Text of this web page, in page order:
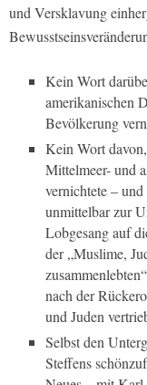
und Versklavung
Kein Wort
amerikanischen
Bevölkerung
Kein Wort
Mittelmeer- und
vernichtete –
unmittelbar zur
Lobgesang auf
der „Muslime,
zusammenlebten
nach der
und Juden
Selbst den
Steffens